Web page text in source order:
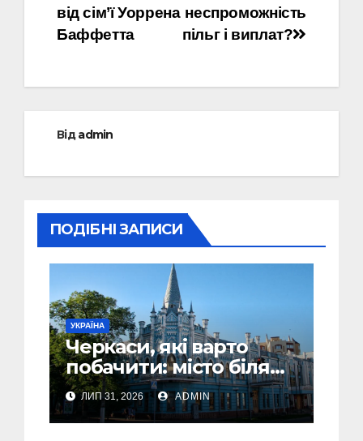
неспроможність
пільг і виплат?
від сім’ї Уоррена
Баффетта
Відadmin
ПОДІБНІ ЗАПИСИ
УКРАЇНА
Черкаси, які варто
побачити: місто біля
Дніпра, зелені парки
та місця з особливою
атмосферою
ЛИП 31, 2026 ADMIN